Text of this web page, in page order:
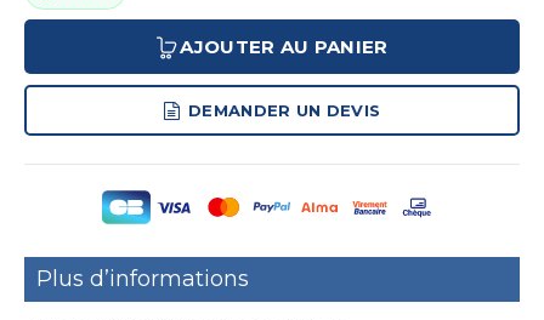
AJOUTER AU PANIER
DEMANDER UN DEVIS
Plus d’informations